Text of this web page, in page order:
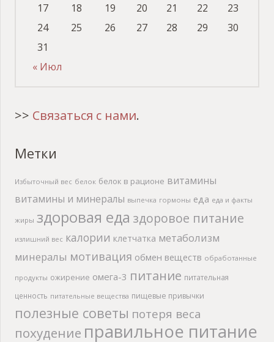
« Июл
17
18 19 20 21 22
23
24
25 26 27 28 29
30
31
>> Связаться с нами.
Метки
Избыточный вес белок белок в рационе витамины
витамины и минералы выпечка гормоны еда еда и факты
жиры здоровая еда здоровое питание
излишний вес калории клетчатка метаболизм
минералы мотивация обмен веществ обработанные
продукты ожирение омега-3 питание питательная
ценность питательные вещества пищевые привычки
полезные советы потеря веса
похудение правильное питание